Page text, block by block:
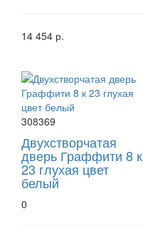
14 454 р.
308369
Двухстворчатая
дверь Граффити 8 к
23 глухая цвет
белый
0